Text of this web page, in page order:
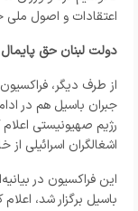
اعتقادات و اصول ملی
دولت لبنان حق
از طرف دیگر،
جبران باسیل هم در
رژیم صهیونیستی
اشغالگران اسرائیلی
این فراکسیون در
باسیل برگزار شد،